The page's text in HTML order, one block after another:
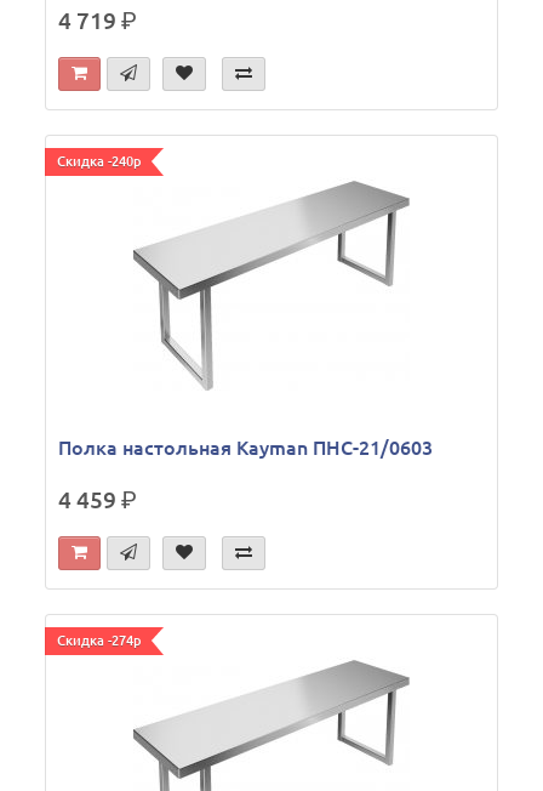
4 719р.
Скидка -240р
Полка настольная Kayman ПНС-21/0603
4 459р.
Скидка -274р